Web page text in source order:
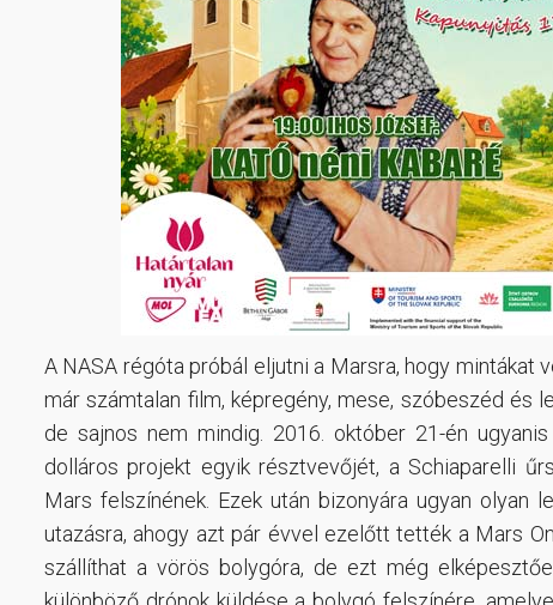
A NASA régóta próbál eljutni a Marsra, hogy mintákat
már számtalan film, képregény, mese, szóbeszéd és
de sajnos nem mindig. 2016. október 21-én
dolláros projekt egyik résztvevőjét, a Schiaparelli
Mars felszínének. Ezek után bizonyára ugyan olyan
utazásra, ahogy azt pár évvel ezelőtt tették a Mars
szállíthat a vörös bolygóra, de ezt még